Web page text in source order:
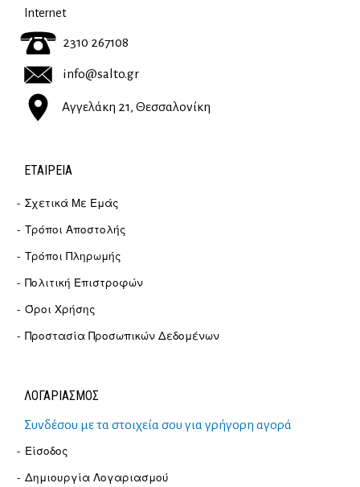
Internet
2310 267108
info@salto.gr
Αγγελάκη 21, Θεσσαλονίκη
ΕΤΑΙΡΕΊΑ
Σχετικά Με Εμάς
Τρόποι Αποστολής
Τρόποι Πληρωμής
Πολιτική Επιστροφών
Όροι Χρήσης
Προστασία Προσωπικών Δεδομένων
ΛΟΓΑΡΙΑΣΜΟΣ
Συνδέσου με τα στοιχεία σου για γρήγορη αγορά
Είσοδος
Δημιουργία Λογαριασμού